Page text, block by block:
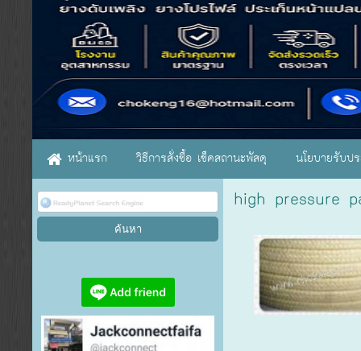
หน้าแรก วิธีการสั่งซื้อ เช็คสถานะพัสดุ นโยบายรับป
high pressure